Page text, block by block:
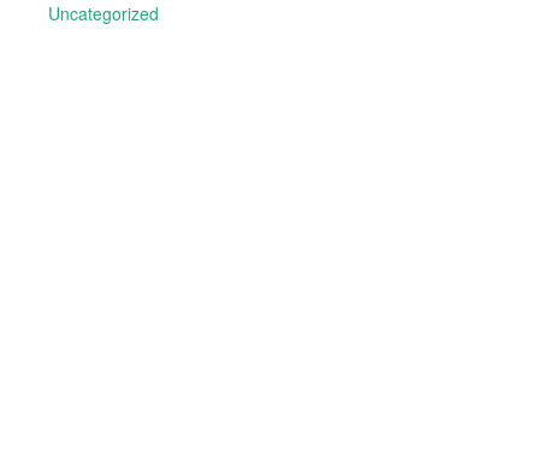
Uncategorized